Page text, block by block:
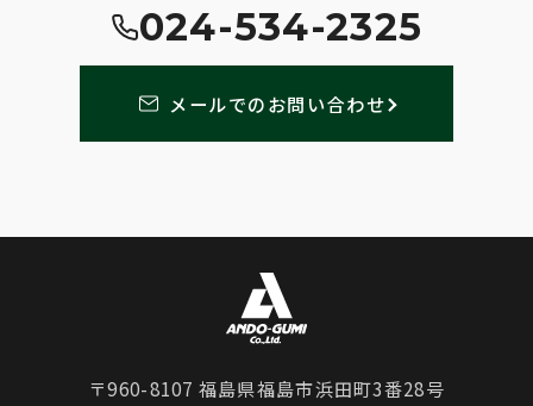
024-534-2325
メールでのお問い合わせ
〒960-8107 福島県福島市浜田町3番28号